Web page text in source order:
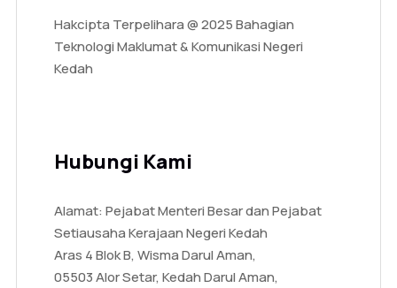
Hakcipta Terpelihara @ 2025 Bahagian
Teknologi Maklumat & Komunikasi Negeri
Kedah
Hubungi Kami
Alamat: Pejabat Menteri Besar dan Pejabat
Setiausaha Kerajaan Negeri Kedah
Aras 4 Blok B, Wisma Darul Aman,
05503 Alor Setar, Kedah Darul Aman,